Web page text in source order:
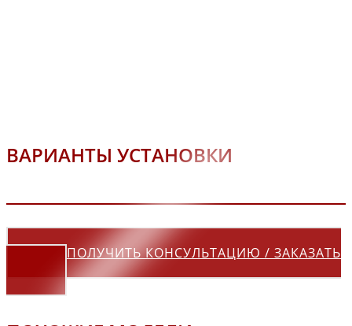
ВАРИАНТЫ УСТАНОВКИ
ПОЛУЧИТЬ КОНСУЛЬТАЦИЮ / ЗАКАЗАТЬ